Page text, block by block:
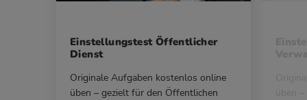
Einstellungstest Öffentlicher
Dienst
Originale Aufgaben kostenlos online
üben – gezielt für den Öffentlichen